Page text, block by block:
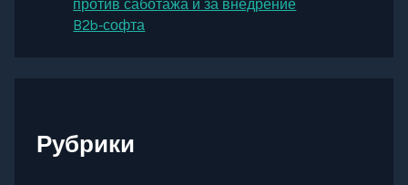
против саботажа и за внедрение
B2b‑софта
Рубрики